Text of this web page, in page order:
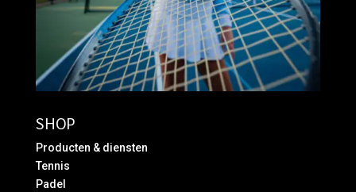
SHOP
Producten & diensten
Tennis
Padel